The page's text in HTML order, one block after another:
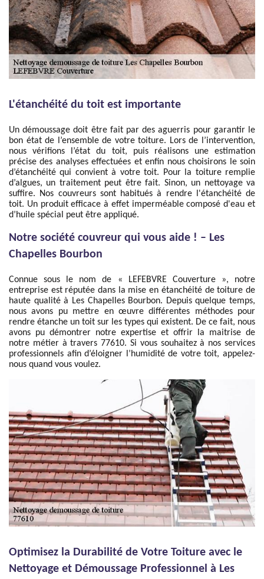
L'étanchéité du toit est importante
Un démoussage doit être fait par des aguerris pour garantir le
bon état de l’ensemble de votre toiture. Lors de l’intervention,
nous vérifions l’état du toit, puis réalisons une estimation
précise des analyses effectuées et enfin nous choisirons le soin
d’étanchéité qui convient à votre toit. Pour la toiture remplie
d’algues, un traitement peut être fait. Sinon, un nettoyage va
suffire. Nos couvreurs sont habitués à rendre l'étanchéité de
toit. Un produit efficace à effet imperméable composé d'eau et
d’huile spécial peut être appliqué.
Notre société couvreur qui vous aide ! – Les
Chapelles Bourbon
Connue sous le nom de « LEFEBVRE Couverture », notre
entreprise est réputée dans la mise en étanchéité de toiture de
haute qualité à Les Chapelles Bourbon. Depuis quelque temps,
nous avons pu mettre en œuvre différentes méthodes pour
rendre étanche un toit sur les types qui existent. De ce fait, nous
avons pu démontrer notre expertise et offrir la maitrise de
notre métier à travers 77610. Si vous souhaitez à nos services
professionnels afin d’éloigner l’humidité de votre toit, appelez-
nous quand vous voulez.
Optimisez la Durabilité de Votre Toiture avec le
Nettoyage et Démoussage Professionnel à Les